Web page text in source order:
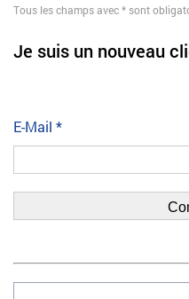
Tous les champs avec * sont
Je suis un nouveau
E-Mail *